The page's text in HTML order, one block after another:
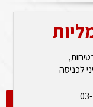
יצירת קשר
לכניסה
לייעוץ והצעת מחיר דברו אתנו - 03-